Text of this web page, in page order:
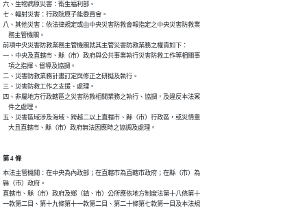
六、生物病原災害：衛生福利部。
七、輻射災害：行政院原子能委員會。
八、其他災害：依法律規定或由中央災害防救會報指定之中央災害防救業
    務主管機關。
前項中央災害防救業務主管機關就其主管災害防救業務之權責如下：
一、中央及直轄市、縣（市）政府與公共事業執行災害防救工作等相關事
    項之指揮、督導及協調。
二、災害防救業務計畫訂定與修正之研擬及執行。
三、災害防救工作之支援、處理。
四、非屬地方行政轄區之災害防救相關業務之執行、協調，及違反本法案
    件之處理。
五、災害區域涉及海域、跨越二以上直轄市、縣（市）行政區，或災情重
    大且直轄市、縣（市）政府無法因應時之協調及處理。
第 4 條
本法主管機關：在中央為內政部；在直轄市為直轄市政府；在縣（市）為
縣（市）政府。
直轄市、縣（市）政府及鄉（鎮、市）公所應依地方制度法第十八條第十
一款第二目、第十九條第十一款第二目、第二十條第七款第一目及本法規